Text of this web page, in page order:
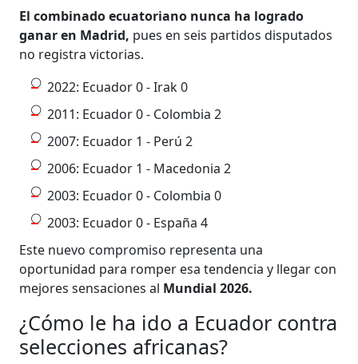
El combinado ecuatoriano nunca ha logrado
ganar en Madrid, pues en seis partidos disputados
no registra victorias.
2022: Ecuador 0 - Irak 0
2011: Ecuador 0 - Colombia 2
2007: Ecuador 1 - Perú 2
2006: Ecuador 1 - Macedonia 2
2003: Ecuador 0 - Colombia 0
2003: Ecuador 0 - España 4
Este nuevo compromiso representa una
oportunidad para romper esa tendencia y llegar con
mejores sensaciones al Mundial 2026.
¿Cómo le ha ido a Ecuador contra
selecciones africanas?